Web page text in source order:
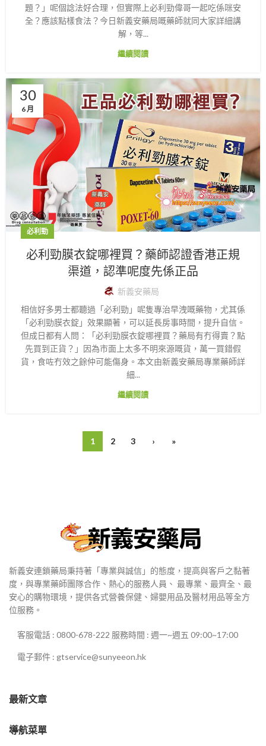
題？」呢個諗法好合理，但實際上必利勁偉哥一起吃係咪安
全？應該點樣食法？今日新義安藥局嘅藥師就同大家詳細講
解，等...
繼續閱讀
30
6 月
必利勁
必利勁膜衣錠哪裡買？藥師認證香港正規
渠道，認準呢度先係正品
新義安藥局
相信好多男士都聽過「必利勁」呢隻專治早洩嘅藥物，尤其係
「必利勁膜衣錠」效果顯著，可以延長房事時間，提升自信。
但成日都有人問：「必利勁膜衣錠哪裡買？藥局有冇得賣？點
先買到正貨？」因為市面上太多不明來源嘅貨，萬一買錯假
貨，食咗冇效之餘仲可能傷身。本文由新義安藥局專業藥師詳
細...
繼續閱讀
1 2 3 › »
新義安連鎖藥局秉持著「專業與誠信」的態度，提高與客戶之黏著
度，與專業藥師團隊合作、熱心的服務人員、 最專業、最齊全、最
安心的購物環境，提供各式營養保健、婦嬰用品及醫材用品等全方
位服務。
客服電話 : 0800-678-222 服務時間 : 週一~週五 09:00~17:00
電子郵件 : gtservice@sunyeeon.hk
最新文章
導航菜單